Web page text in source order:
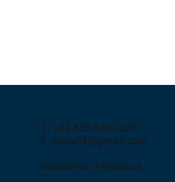
T: +43 650 6451400
E: andx84@gmail.com
Webseiten Feedback